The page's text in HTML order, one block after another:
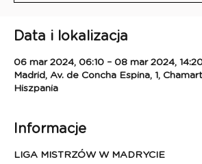
Data i lokalizacja
06 mar 2024, 06:10 – 08 mar 2024,
Madrid, Av. de Concha Espina, 1,
Hiszpania
Informacje
LIGA MISTRZÓW W MADRYCIE